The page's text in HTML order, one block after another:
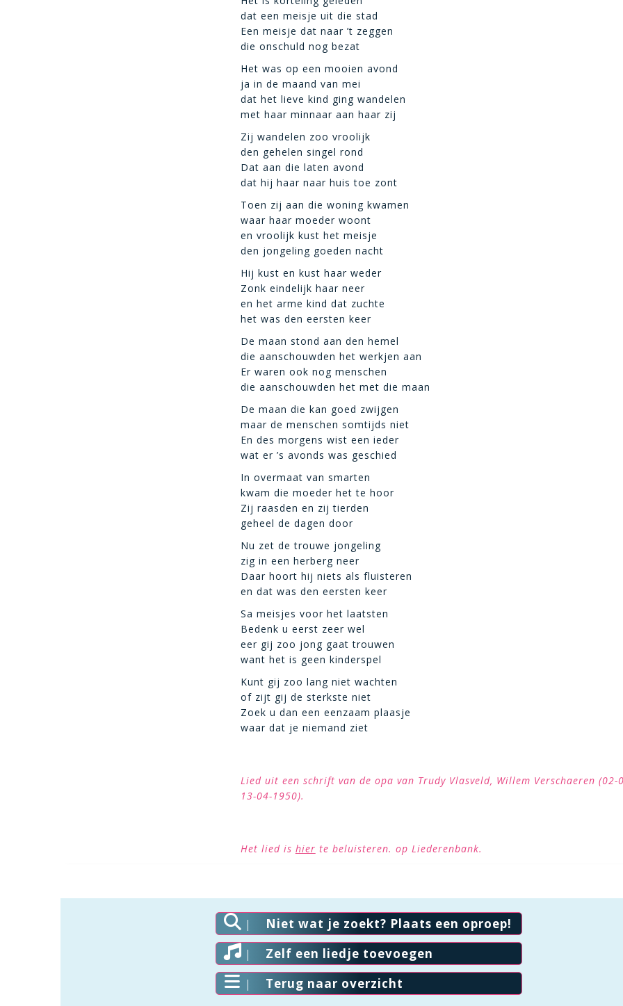
dat een meisje uit die stad
Een meisje dat naar ’t zeggen
die onschuld nog bezat
Het was op een mooien avond
ja in de maand van mei
dat het lieve kind ging wandelen
met haar minnaar aan haar zij
Zij wandelen zoo vroolijk
den gehelen singel rond
Dat aan die laten avond
dat hij haar naar huis toe zont
Toen zij aan die woning kwamen
waar haar moeder woont
en vroolijk kust het meisje
den jongeling goeden nacht
Hij kust en kust haar weder
Zonk eindelijk haar neer
en het arme kind dat zuchte
het was den eersten keer
De maan stond aan den hemel
die aanschouwden het werkjen aan
Er waren ook nog menschen
die aanschouwden het met die maan
De maan die kan goed zwijgen
maar de menschen somtijds niet
En des morgens wist een ieder
wat er ’s avonds was geschied
In overmaat van smarten
kwam die moeder het te hoor
Zij raasden en zij tierden
geheel de dagen door
Nu zet de trouwe jongeling
zig in een herberg neer
Daar hoort hij niets als fluisteren
en dat was den eersten keer
Sa meisjes voor het laatsten
Bedenk u eerst zeer wel
eer gij zoo jong gaat trouwen
want het is geen kinderspel
Kunt gij zoo lang niet wachten
of zijt gij de sterkste niet
Zoek u dan een eenzaam plaasje
waar dat je niemand ziet
Lied uit een schrift van de opa van Trudy Vlasveld, Willem Verschaeren (02-
13-04-1950).
Het lied is hier te beluisteren. op Liederenbank.
Niet wat je zoekt? Plaats een oproep!
Zelf een liedje toevoegen
Terug naar overzicht